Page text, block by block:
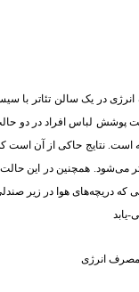
در یک سالن تئاتر با
نتایج حاکی از آن
تر می‌شود. همچنین در
مصرف انرژی